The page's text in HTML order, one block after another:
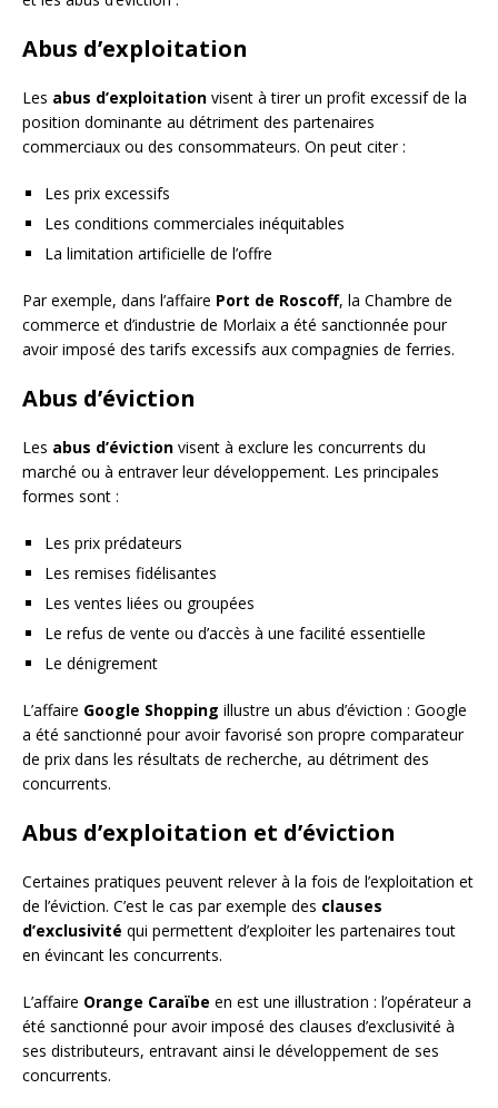
Abus d’exploitation
Les abus d’exploitation visent à tirer un profit excessif de la
position dominante au détriment des partenaires
commerciaux ou des consommateurs. On peut citer :
Les prix excessifs
Les conditions commerciales inéquitables
La limitation artificielle de l’offre
Par exemple, dans l’affaire Port de Roscoff, la Chambre de
commerce et d’industrie de Morlaix a été sanctionnée pour
avoir imposé des tarifs excessifs aux compagnies de ferries.
Abus d’éviction
Les abus d’éviction visent à exclure les concurrents du
marché ou à entraver leur développement. Les principales
formes sont :
Les prix prédateurs
Les remises fidélisantes
Les ventes liées ou groupées
Le refus de vente ou d’accès à une facilité essentielle
Le dénigrement
L’affaire Google Shopping illustre un abus d’éviction : Google
a été sanctionné pour avoir favorisé son propre comparateur
de prix dans les résultats de recherche, au détriment des
concurrents.
Abus d’exploitation et d’éviction
Certaines pratiques peuvent relever à la fois de l’exploitation et
de l’éviction. C’est le cas par exemple des clauses
d’exclusivité qui permettent d’exploiter les partenaires tout
en évincant les concurrents.
L’affaire Orange Caraïbe en est une illustration : l’opérateur a
été sanctionné pour avoir imposé des clauses d’exclusivité à
ses distributeurs, entravant ainsi le développement de ses
concurrents.